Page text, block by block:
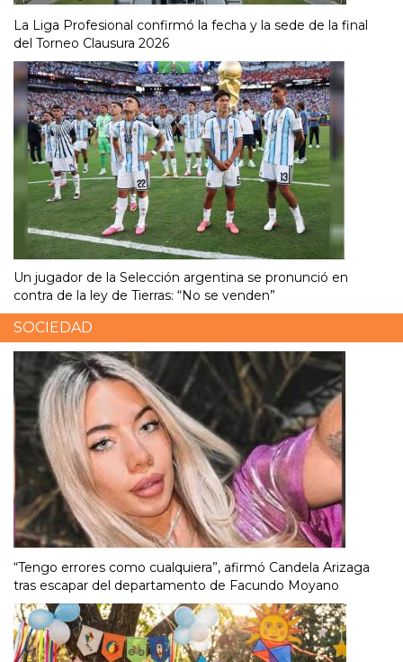
La Liga Profesional confirmó la fecha y la sede de la final
del Torneo Clausura 2026
Un jugador de la Selección argentina se pronunció en
contra de la ley de Tierras: “No se venden”
SOCIEDAD
“Tengo errores como cualquiera”, afirmó Candela Arizaga
tras escapar del departamento de Facundo Moyano